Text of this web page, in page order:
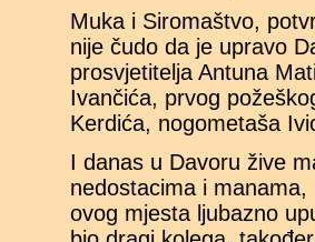
Muka i Siromaštvo,
nije čudo da je upravo
prosvjetitelja Antuna
Ivančića, prvog
Kerdića, nogometaša
I danas u Davoru žive
nedostacima i
ovog mjesta ljubazno